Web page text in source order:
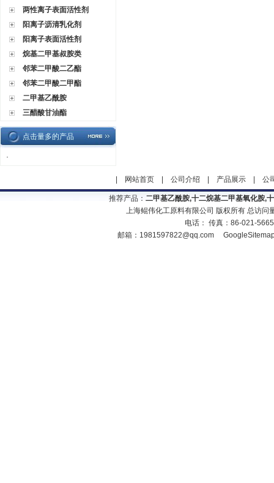
两性离子表面活性剂
阳离子沥清乳化剂
阳离子表面活性剂
烷基二甲基叔胺类
邻苯二甲酸二乙酯
邻苯二甲酸二甲酯
二甲基乙酰胺
三醋酸甘油酯
点击量多的产品
·
网站首页| 公司介绍 产品展示| 公
推荐产品： 二甲基乙酰胺,十二烷基二甲基氧化胺,
上海鲲伟化工原料有限公司 版权所有 总访问
电话： 传真：86-021-
邮箱： 1981597822@qq.com